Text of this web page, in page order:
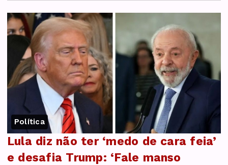
Política
Lula diz não ter ‘medo de cara feia’
e desafia Trump: ‘Fale manso